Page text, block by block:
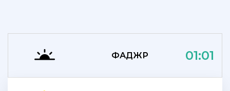
ФАДЖР 01:01